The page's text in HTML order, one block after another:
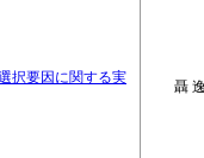
択要因に関する実
聶